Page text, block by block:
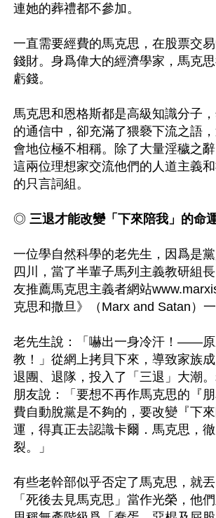
連她的葬禮都不參加。
一直需要經費的馬克思，在股票交
錢財。身爲偉大的經濟學家，馬克
虧錢。
馬克思和恩格斯都是高級知識分子
的通信中，卻充滿了猥褻下流之語
會地位極不相稱。除了大量淫穢之
這兩位理想家交流他們的人道主義
的只言詞組。
◎ 三退才能改變「下來陪我」的命
一位學自然科學的老先生，因爲是
四川，當了半輩子馬列主義教研組
友推薦馬克思主義者網站
克思和撒旦》（Marx and Satan）一
老先生說：「嚇出一身冷汗！——原
教！」從網上拷貝下來，導致家族成
退團、退隊，投入了「三退」大潮
朋友說：「要想不再作馬克思的『
費自動脫黨是不夠的，要改變『下
運，得真正去認識卡爾．馬克思，
裂。」
有些老幹部似乎否定了馬克思，就
「死後去見馬克思」當作光榮，他